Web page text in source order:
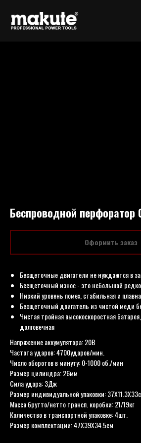
Беспроводной перфоратор
Оформить заказ
Бесщеточные двигатели не нуждаются в
Бесщеточный износ - это небольшой
Низкий уровень помех, стабильная и
Бесщеточный двигатель из чистой меди
Чистая тройная высокоскоростная
долговечная
Напряжение аккумулятора: 20В
Частота ударов: 4700ударов/мин.
Число оборотов в минуту: 0-1000 об./мин
Размер цилиндра: 26мм
Сила удара: 3Дж
Размер индивидуальной упаковки:
Масса брутто/нетто трансп. коробки: 21/19кг
Количество в транспортной упаковке: 4шт.
Размер комплектации: 47Х39Х34.5см